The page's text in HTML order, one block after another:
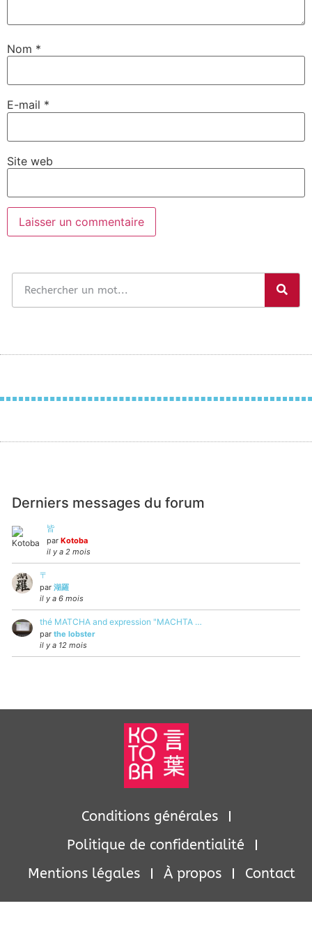
Nom *
E-mail *
Site web
Derniers messages du forum
皆
par Kotoba
il y a 2 mois
〒
par 湖羅
il y a 6 mois
thé MATCHA and expression "MACHTA …
par the lobster
il y a 12 mois
Conditions générales
Politique de confidentialité
Mentions légales
À propos Contact